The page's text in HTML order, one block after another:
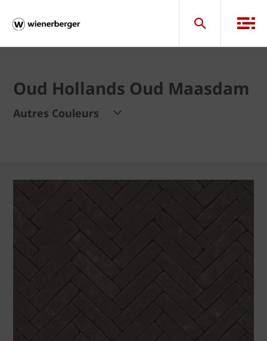
Oud Hollands Oud Maasdam
Autres Couleurs